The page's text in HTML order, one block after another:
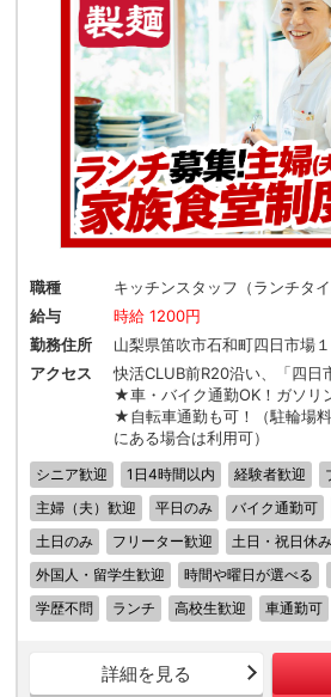
職種
キッチンスタッフ（ランチタイ
給与
時給 1200円
勤務住所
山梨県笛吹市石和町四日市場
アクセス
快活CLUB前R20沿い、「四日
★車・バイク通勤OK！ガソリ
★自転車通勤も可！（駐輪場
にある場合は利用可）
シニア歓迎 1日4時間以内 経験者歓迎
主婦（夫）歓迎
平日のみ バイク通勤可
土日のみ
フリーター歓迎 土日・祝日休み
外国人・留学生歓迎
時間や曜日が選べる
学歴不問
ランチ 高校生歓迎 車通勤可
詳細を見る